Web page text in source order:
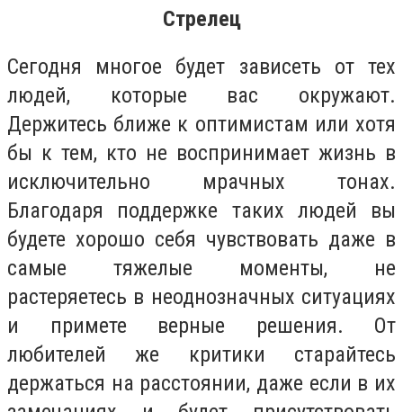
Стрелец
Сегодня многое будет зависеть от тех
людей, которые вас окружают.
Держитесь ближе к оптимистам или хотя
бы к тем, кто не воспринимает жизнь в
исключительно мрачных тонах.
Благодаря поддержке таких людей вы
будете хорошо себя чувствовать даже в
самые тяжелые моменты, не
растеряетесь в неоднозначных ситуациях
и примете верные решения. От
любителей же критики старайтесь
держаться на расстоянии, даже если в их